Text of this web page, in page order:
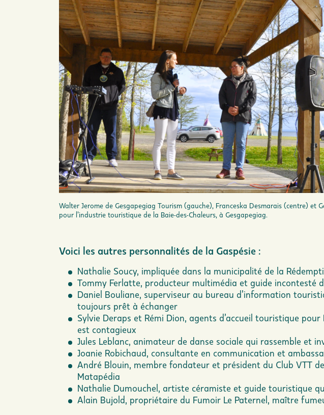
Walter Jerome de Gesgapegiag Tourism (gauche), Franceska Desmarais (centre) et
pour l’industrie touristique de la Baie-des-Chaleurs, à Gesgapegiag.
Voici les autres personnalités de la Gaspésie :
Nathalie Soucy, impliquée dans la municipalité de la
Tommy Ferlatte, producteur multimédia et guide incontesté
Daniel Bouliane, superviseur au bureau d’information
toujours prêt à échanger
Sylvie Deraps et Rémi Dion, agents d’accueil touristique
est contagieux
Jules Leblanc, animateur de danse sociale qui rassemble et
Joanie Robichaud, consultante en communication et
André Blouin, membre fondateur et président du Club VTT
Matapédia
Nathalie Dumouchel, artiste céramiste et guide touristique
Alain Bujold, propriétaire du Fumoir Le Paternel, maître